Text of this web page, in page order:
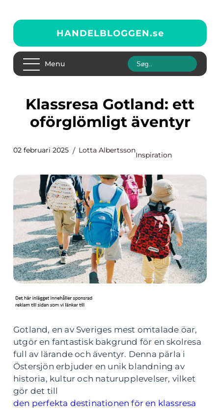
HANDELBLOGGEN.se
Menu
Klassresa Gotland: ett
oförglömligt äventyr
02 februari 2025 Lotta Albertsson
Inspiration
Gotland, en av Sveriges mest omtalade öar,
utgör en fantastisk bakgrund för en skolresa
full av lärande och äventyr. Denna pärla i
Östersjön erbjuder en unik blandning av
historia, kultur och naturupplevelser, vilket
gör det till
den perfekta destinationen för en klassresa